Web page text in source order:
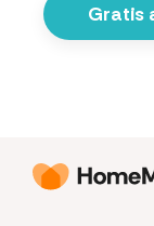
Gratis